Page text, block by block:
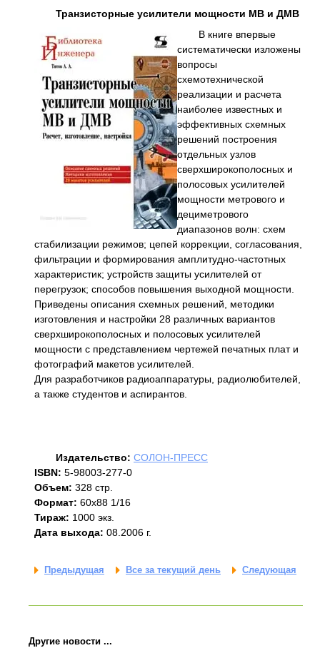
Транзисторные усилители мощности МВ и ДМВ
В книге впервые
систематически изложены
вопросы
схемотехнической
реализации и расчета
наиболее известных и
эффективных схемных
решений построения
отдельных узлов
сверхширокополосных и
полосовых усилителей
мощности метрового и
дециметрового
диапазонов волн: схем
стабилизации режимов; цепей коррекции, согласования,
фильтрации и формирования амплитудно-частотных
характеристик; устройств защиты усилителей от
перегрузок; способов повышения выходной мощности.
Приведены описания схемных решений, методики
изготовления и настройки 28 различных вариантов
сверхширокополосных и полосовых усилителей
мощности с представлением чертежей печатных плат и
фотографий макетов усилителей.
Для разработчиков радиоаппаратуры, радиолюбителей,
а также студентов и аспирантов.
Издательство: СОЛОН-ПРЕСС
ISBN: 5-98003-277-0
Объем: 328 стр.
Формат: 60х88 1/16
Тираж: 1000 экз.
Дата выхода: 08.2006 г.
Предыдущая Все за текущий день Следующая
Другие новости ...